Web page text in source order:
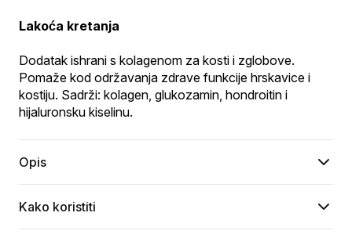
Lakoća kretanja
Dodatak ishrani s kolagenom za kosti i zglobove.
Pomaže kod održavanja zdrave funkcije hrskavice i
kostiju. Sadrži: kolagen, glukozamin, hondroitin i
hijaluronsku kiselinu.
Opis
Kako koristiti